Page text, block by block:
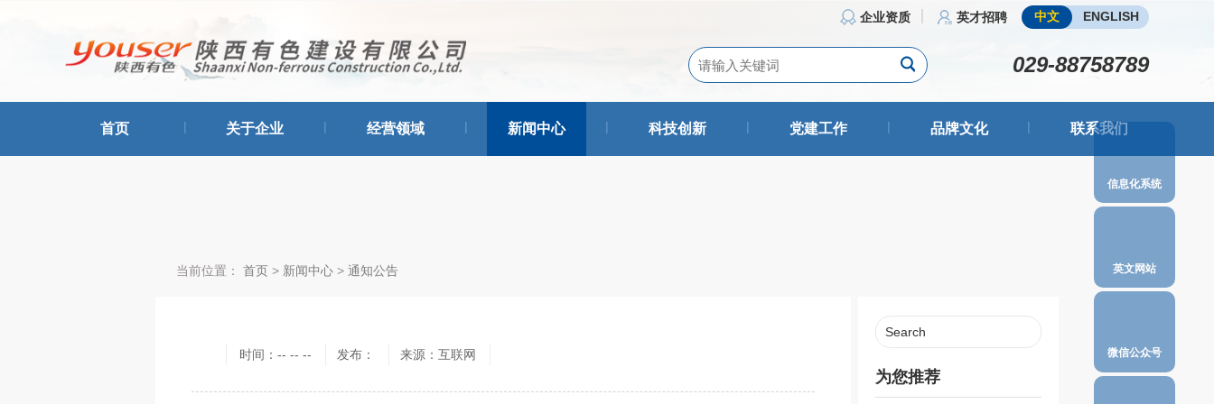
企业资质 英才招聘 中文 ENGLISH
029-88758789
首页 | 关于企业 | 经营领域 | 新闻中心 | 科技创新 | 党建工作 | 品牌文化 | 联系我们
当前位置： 首页 新闻中心 通知公告
时间：-- -- -- 发布： 来源：互联网
为您推荐
信息化系统
英文网站
微信公众号